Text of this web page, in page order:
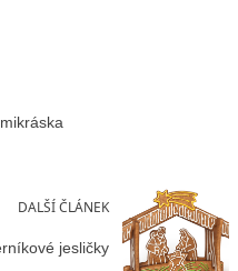
DALŠÍ ČLÁNEK
jesličky